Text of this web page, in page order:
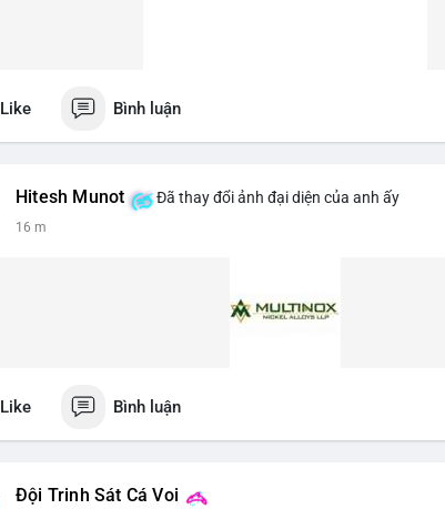
Like Bình luận
Hitesh Munot Đã thay đổi ảnh đại diện của anh ấy
16 m
Like Bình luận
Đội Trinh Sát Cá Voi